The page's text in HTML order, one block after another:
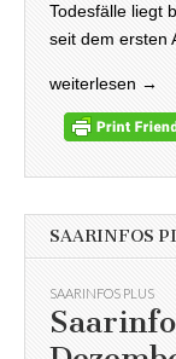
Todesfälle liegt
seit dem ersten
weiterlesen →
SAARINFOS
SAARINFOS PLUS